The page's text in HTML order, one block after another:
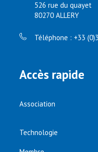
526 rue du quayet
80270 ALLERY
Téléphone : +33
Accès rapide
Association
Technologie